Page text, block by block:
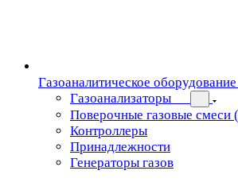
Газоаналитическое оборудование
Газоанализаторы
Поверочные газовые
Контроллеры
Принадлежности
Генераторы газов